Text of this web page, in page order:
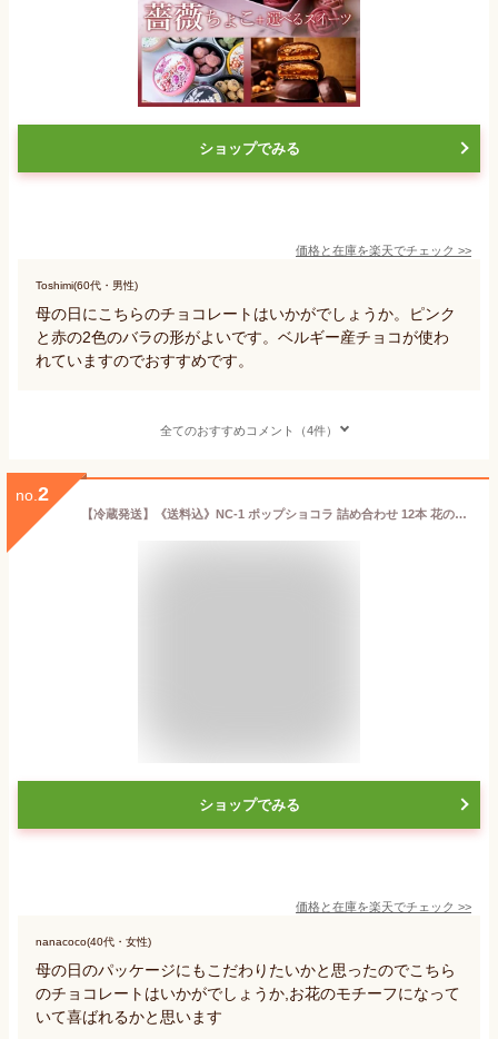
ショップでみる
価格と在庫を楽天でチェック >>
Toshimi(60代・男性)
母の日にこちらのチョコレートはいかがでしょうか。ピンク
と赤の2色のバラの形がよいです。ベルギー産チョコが使わ
れていますのでおすすめです。
全てのおすすめコメント（4件）
no. 2
【冷蔵発送】《送料込》NC-1 ポップショコラ 詰め合わせ 12本 花のお菓子 母の日 チョコ チョコレート かわいいお菓子ギフト 可愛いお菓子 個包装 可愛いチョコ 棒付き おしゃれお菓子ギフト 美味しいチョコ かわいい 食べられる花束 ギフト プレゼント 母の日食べ物ギフト
ショップでみる
価格と在庫を楽天でチェック >>
nanacoco(40代・女性)
母の日のパッケージにもこだわりたいかと思ったのでこちら
のチョコレートはいかがでしょうか,お花のモチーフになって
いて喜ばれるかと思います